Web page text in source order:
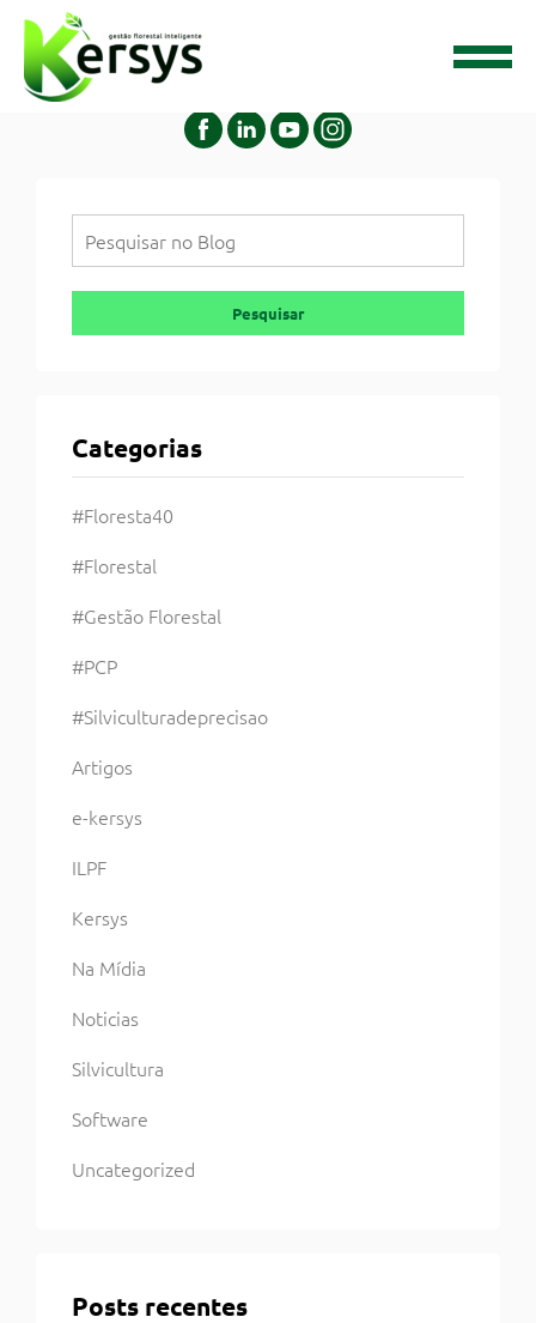
Tag:
Pesquisar
Pesquisar
Categorias
#Floresta40
#Florestal
#Gestão Florestal
#PCP
#Silviculturadeprecisao
Artigos
e-kersys
ILPF
Kersys
Na Mídia
Noticias
Silvicultura
Software
Uncategorized
Posts recentes